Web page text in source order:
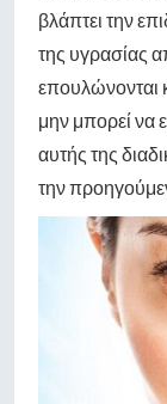
βλάπτει την
της υγρασίας
επουλώνονται
μην μπορεί να
αυτής της
την